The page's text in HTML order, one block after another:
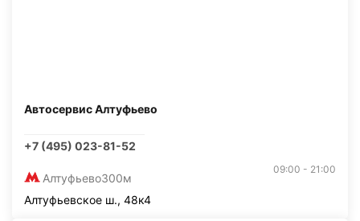
Автосервис Алтуфьево
+7 (495) 023-81-52
Алтуфьево300м
09:00 - 21:00
Алтуфьевское ш., 48к4